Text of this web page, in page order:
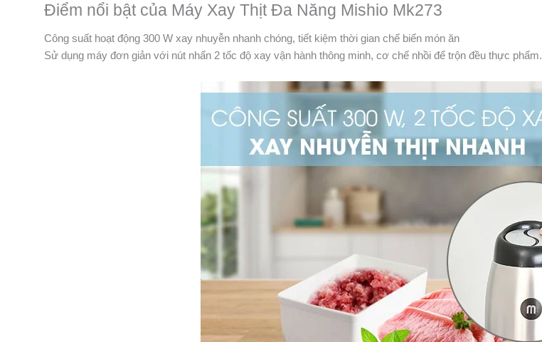
Điểm nổi bật của Máy Xay Thịt Đa Năng Mishio Mk273
Công suất hoạt động 300 W xay nhuyễn nhanh chóng, tiết kiệm thời gian chế biến món ăn
Sử dụng máy đơn giản với nút nhấn 2 tốc độ xay vận hành thông minh, cơ chế nhồi để trộn đều thực phẩm.